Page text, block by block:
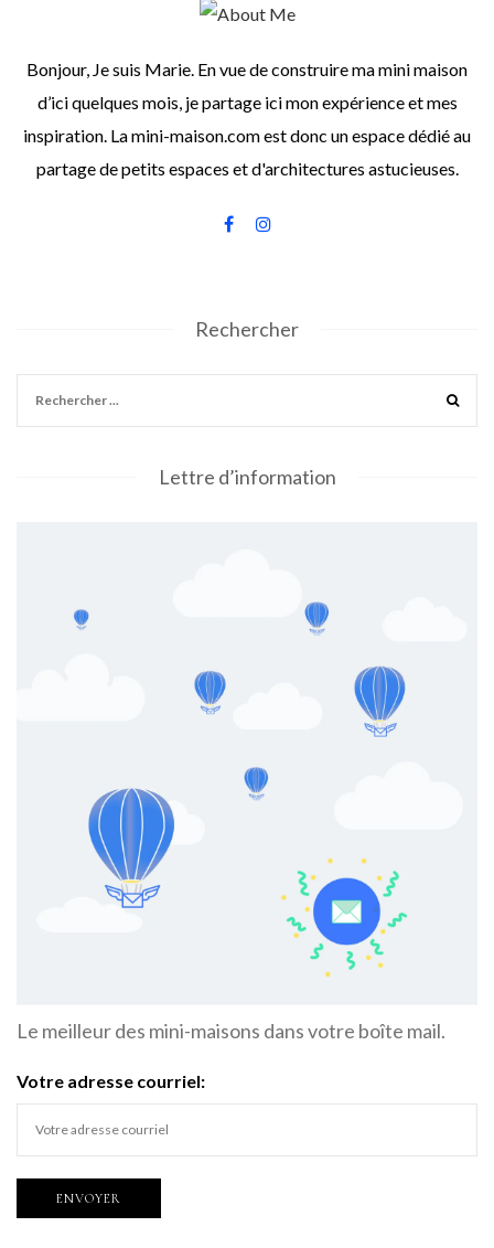
Bonjour, Je suis Marie. En vue de construire ma mini maison
d’ici quelques mois, je partage ici mon expérience et mes
inspiration. La mini-maison.com est donc un espace dédié au
partage de petits espaces et d'architectures astucieuses.
Rechercher
Lettre d’information
Le meilleur des mini-maisons dans votre boîte mail.
Votre adresse courriel: